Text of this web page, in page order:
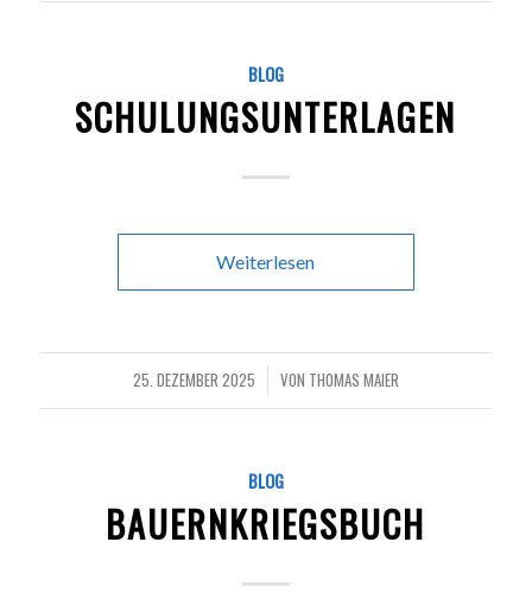
BLOG
SCHULUNGSUNTERLAGEN
Weiterlesen
25. DEZEMBER 2025
/ VON THOMAS MAIER
BLOG
BAUERNKRIEGSBUCH